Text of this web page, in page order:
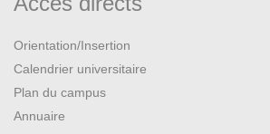
Orientation/Insertion
Calendrier universitaire
Plan du campus
Annuaire